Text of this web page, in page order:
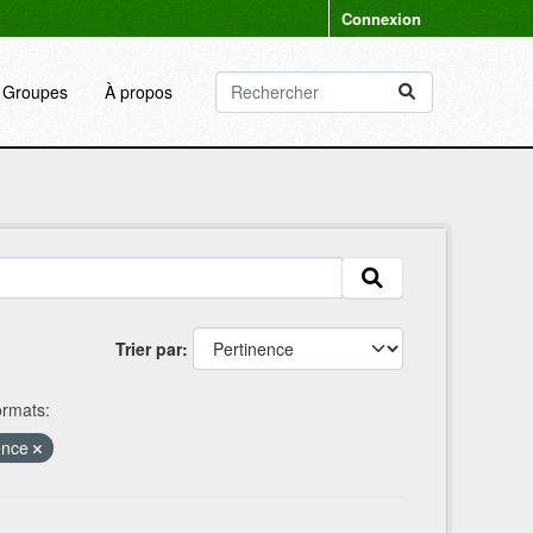
Connexion
Groupes À propos
Trier par